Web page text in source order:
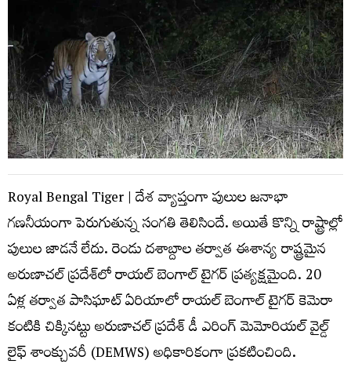
Royal Bengal Tiger | దేశ వ్యాప్తంగా పులుల జ‌నాభా
గ‌ణ‌నీయంగా పెరుగుతున్న సంగ‌తి తెలిసిందే. అయితే కొన్ని రాష్ట్రాల్లో
పులుల జాడ‌నే లేదు. రెండు ద‌శాబ్దాల త‌ర్వాత ఈశాన్య రాష్ట్ర‌మైన
అరుణాచ‌ల్ ప్ర‌దేశ్‌లో రాయ‌ల్ బెంగాల్ టైగ‌ర్ ప్ర‌త్య‌క్ష‌మైంది. 20
ఏళ్ల త‌ర్వాత పాసిఘాట్ ఏరియాలో రాయ‌ల్ బెంగాల్ టైగ‌ర్ కెమెరా
కంటికి చిక్కిన‌ట్టు అరుణాచ‌ల్ ప్ర‌దేశ్ డీ ఎరింగ్ మెమోరియ‌ల్ వైల్డ్
లైఫ్ శాంక్చువ‌రీ (DEMWS) అధికారికంగా ప్ర‌క‌టించింది.